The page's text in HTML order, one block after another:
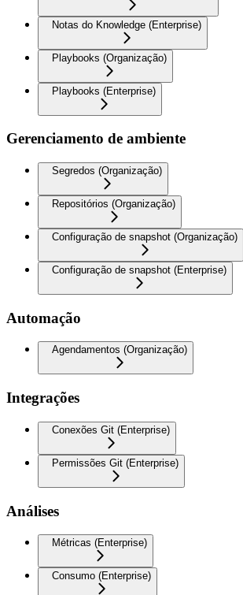
Notas do Knowledge (Enterprise)
Playbooks (Organização)
Playbooks (Enterprise)
Gerenciamento de ambiente
Segredos (Organização)
Repositórios (Organização)
Configuração de snapshot (Organização)
Configuração de snapshot (Enterprise)
Automação
Agendamentos (Organização)
Integrações
Conexões Git (Enterprise)
Permissões Git (Enterprise)
Análises
Métricas (Enterprise)
Consumo (Enterprise)